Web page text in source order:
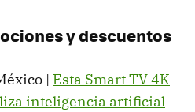
y descuentos
| Esta Smart TV 4K
inteligencia artificial